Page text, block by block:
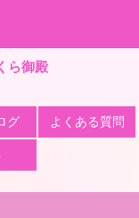
ら御殿
グ よくある質問